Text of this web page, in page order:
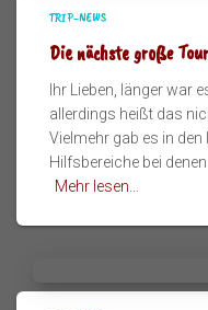
TRIP-NEWS
Die nächste große Tour
Ihr Lieben, länger war
allerdings heißt das
Vielmehr gab es in
Hilfsbereiche bei
Mehr lesen…